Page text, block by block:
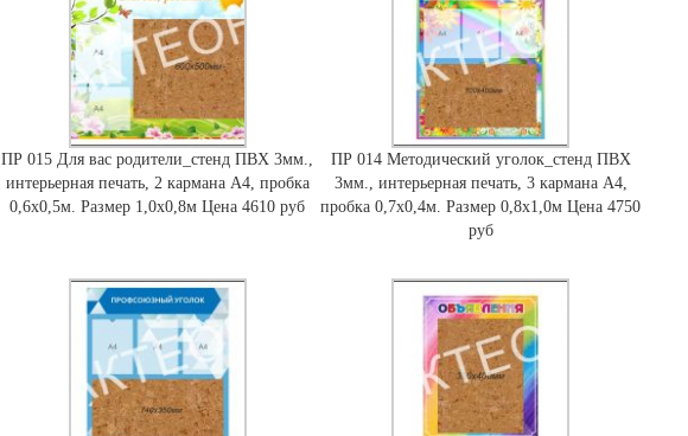
ПР 015 Для вас родители_стенд ПВХ 3мм.,
интерьерная печать, 2 кармана А4, пробка
0,6х0,5м. Размер 1,0х0,8м Цена 4610 руб
ПР 014 Методический уголок_стенд ПВХ
3мм., интерьерная печать, 3 кармана А4,
пробка 0,7х0,4м. Размер 0,8х1,0м Цена 4750
руб